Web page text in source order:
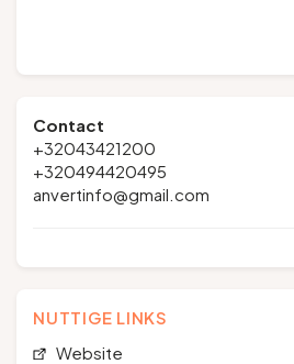
Contact
+32043421200
+320494420495
anvertinfo@gmail.com
NUTTIGE LINKS
Website